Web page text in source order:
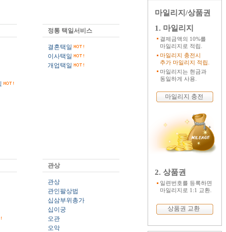
정통 택일서비스
결혼택일
이사택일
개업택일
관상
관상
관인팔상법
십삼부위총가
십이궁
오관
오악
마일리지/상품권
1. 마일리지
결제금액의 10%를
마일리지로 적립.
마일리지 충전시
추가 마일리지 적립.
마일리지는 현금과
동일하게 사용.
마일리지 충전
2. 상품권
일련번호를 등록하면
마일리지로 1:1 교환.
상품권 교환